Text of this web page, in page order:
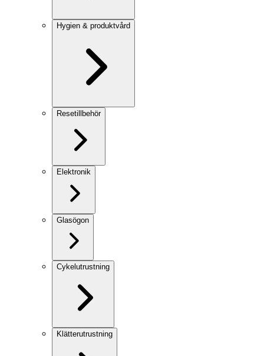
Hygien & produktvård
Resetillbehör
Elektronik
Glasögon
Cykelutrustning
Klätterutrustning